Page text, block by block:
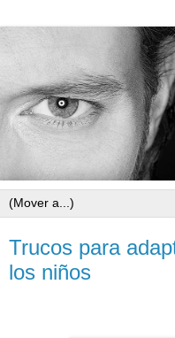
Trucos para
los niños